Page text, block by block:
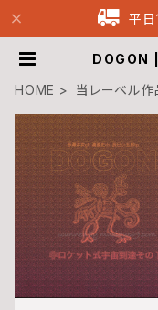
平日
HOME
当レーベル